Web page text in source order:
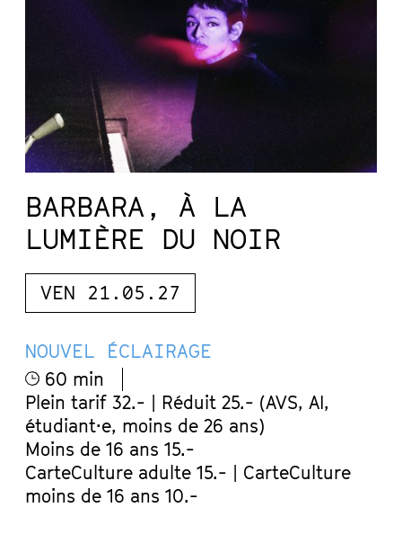
BARBARA, À LA
LUMIÈRE DU NOIR
VEN 21.05.27
NOUVEL ÉCLAIRAGE
60 min
Plein tarif 32.- | Réduit 25.- (AVS, AI,
étudiant·e, moins de 26 ans)
Moins de 16 ans 15.-
CarteCulture adulte 15.- | CarteCulture
moins de 16 ans 10.-